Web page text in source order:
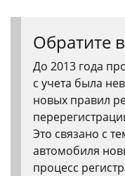
Обратите
До 2013 года
с учета была
новых правил
Это связано с
автомобиля
процесс